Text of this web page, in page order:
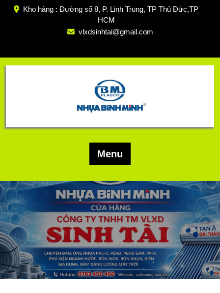
Skip
Kho hàng : Đường số 8, P. Linh Trung, TP Thủ Đức,TP
HCM
vlxdsinhtai@gmail.com
Menu